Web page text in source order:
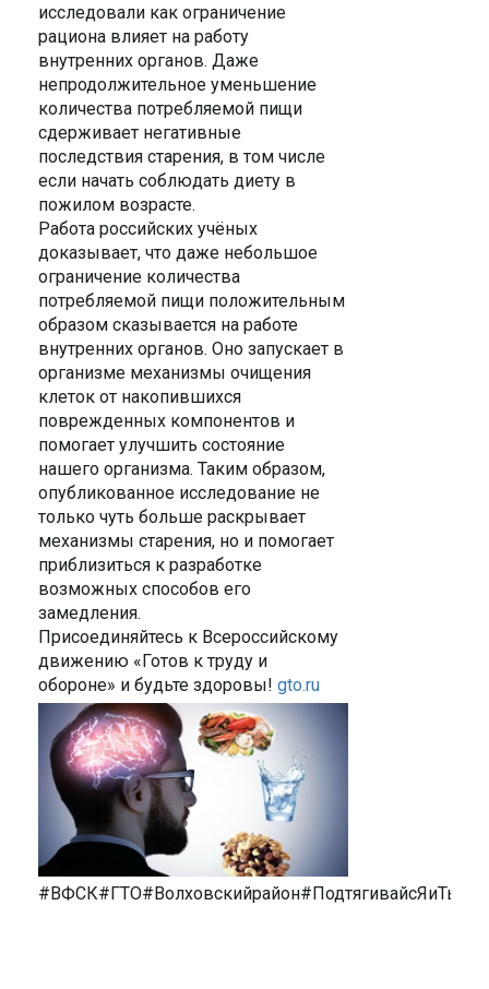
исследовали как ограничение
рациона влияет на работу
внутренних органов. Даже
непродолжительное уменьшение
количества потребляемой пищи
сдерживает негативные
последствия старения, в том числе
если начать соблюдать диету в
пожилом возрасте.
Работа российских учёных
доказывает, что даже небольшое
ограничение количества
потребляемой пищи положительным
образом сказывается на работе
внутренних органов. Оно запускает в
организме механизмы очищения
клеток от накопившихся
поврежденных компонентов и
помогает улучшить состояние
нашего организма. Таким образом,
опубликованное исследование не
только чуть больше раскрывает
механизмы старения, но и помогает
приблизиться к разработке
возможных способов его
замедления.
Присоединяйтесь к Всероссийскому
движению «Готов к труду и
обороне» и будьте здоровы! gto.ru
#ВФСК#ГТО#Волховскийрайон#ПодтягивайсЯиТы